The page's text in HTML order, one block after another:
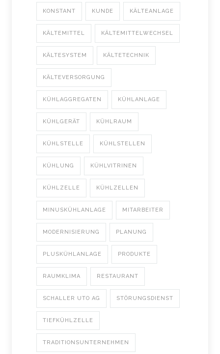
KONSTANT KUNDE KÄLTEANLAGE
KÄLTEMITTEL KÄLTEMITTELWECHSEL
KÄLTESYSTEM KÄLTETECHNIK
KÄLTEVERSORGUNG
KÜHLAGGREGATEN KÜHLANLAGE
KÜHLGERÄT KÜHLRAUM
KÜHLSTELLE KÜHLSTELLEN
KÜHLUNG KÜHLVITRINEN
KÜHLZELLE KÜHLZELLEN
MINUSKÜHLANLAGE MITARBEITER
MODERNISIERUNG PLANUNG
PLUSKÜHLANLAGE PRODUKTE
RAUMKLIMA RESTAURANT
SCHALLER UTO AG STÖRUNGSDIENST
TIEFKÜHLZELLE
TRADITIONSUNTERNEHMEN